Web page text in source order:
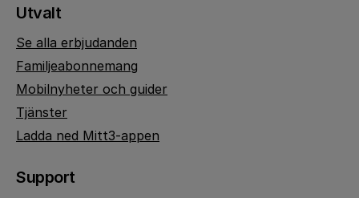
Utvalt
Se alla erbjudanden
Familjeabonnemang
Mobilnyheter och guider
Tjänster
Ladda ned Mitt3-appen
Support